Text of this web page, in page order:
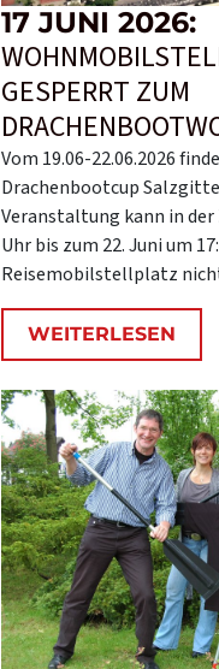
17 JUNI 2026:
GESPERRT ZUM
Vom 19.06-22.06.2026
Drachenbootcup
Veranstaltung kann in der
Uhr bis zum 22. Juni um
Reisemobilstellplatz
WEITERLESEN